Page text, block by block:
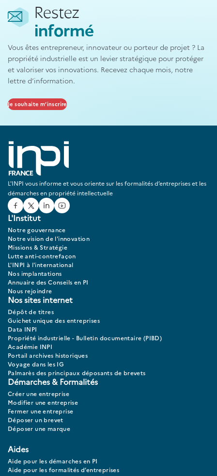
Restez
informé
Vous êtes entrepreneur, innovateur ou porteur de projet ? La
propriété industrielle est un levier stratégique pour protéger
et valoriser vos innovations. Recevez chaque mois, notre
lettre d’information.
Je souhaite m’inscrire
L'INPI vous informe et vous oriente sur les formalités d’entreprises et les
démarches en propriété intellectuelle
Facebook
TwitterLinked In
Youtube
L'Institut
Notre gouvernance
Notre vision de l'innovation
Missions & Stratégie
Lutte anti-contrefaçon
L'INPI à l'international
Nos implantations
Annuaire des Conseils en PI
Nous rejoindre
Nos sites internet
Dépôt de titres
Guichet unique des entreprises
Data INPI
Propriété industrielle - Bulletin documentaire (PIBD)
Académie INPI
Portail archives historiques
Voyage dans les IG
Palmarès des principaux déposants de brevets
Démarches & Formalités
Créer une entreprise
Modifier une entreprise
Fermer une entreprise
Déposer un brevet
Déposer une marque
Aides
Aide pour les démarches en PI
Aide pour les formalités d’entreprises